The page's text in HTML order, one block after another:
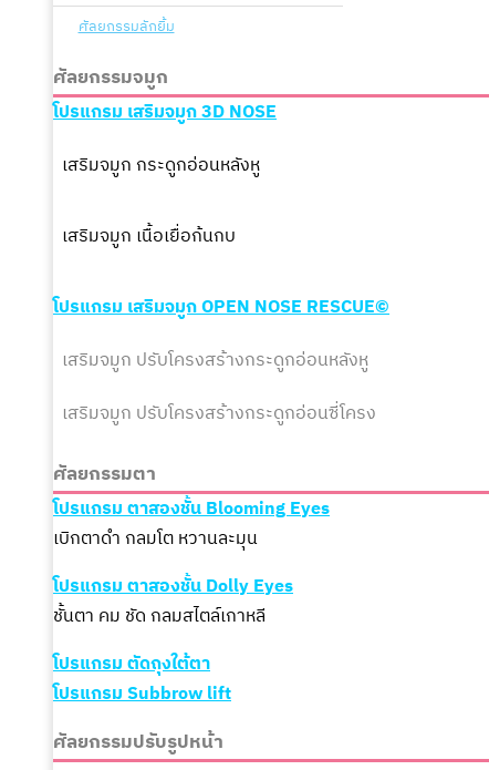
ศัลยกรรมลักยิ้ม
ศัลยกรรมจมูก
โปรแกรม เสริมจมูก 3D NOSE
เสริมจมูก กระดูกอ่อนหลังหู
เสริมจมูก เนื้อเยื่อก้นกบ
โปรแกรม เสริมจมูกOPENNOSE RESCUE©
เสริมจมูก ปรับโครงสร้างกระดูกอ่อนหลังหู
เสริมจมูก ปรับโครงสร้างกระดูกอ่อนซี่โครง
ศัลยกรรมตา
โปรแกรม ตาสองชั้น Blooming Eyes
เบิกตาดำ กลมโต หวานละมุน
โปรแกรม ตาสองชั้น Dolly Eyes
ชั้นตา คม ชัด กลมสไตล์เกาหลี
โปรแกรม ตัดถุงใต้ตา
โปรแกรม Subbrow lift
ศัลยกรรมปรับรูปหน้า